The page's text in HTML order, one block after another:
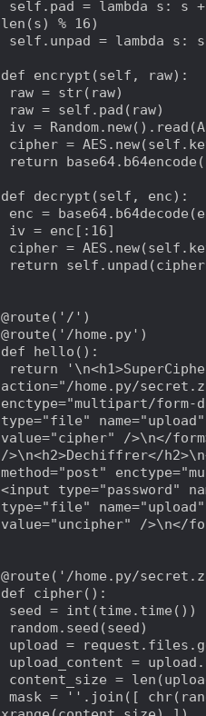
len(s) % 16)
def encrypt(self, raw):
def decrypt(self, enc):
@route('/')
@route('/home.py')
def hello():
action="/home.py/
enctype="multipart/
type="file"
value="cipher" />\n</
/>\n<h2>Dechiffrer</
method="post"
<input type="password"
type="file"
value="uncipher" />\n</
@route('/home.py/
def cipher():